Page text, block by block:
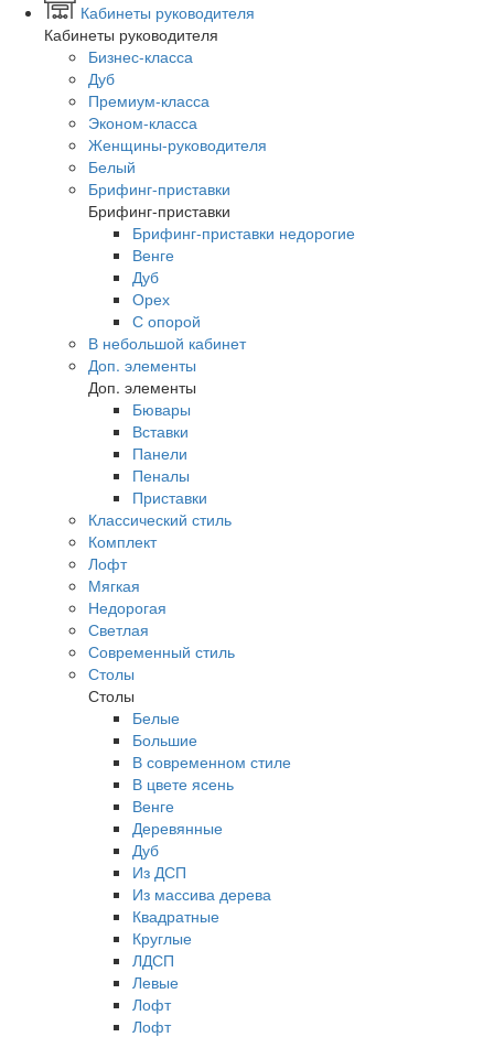
Кабинеты руководителя
Кабинеты руководителя
Бизнес-класса
Дуб
Премиум-класса
Эконом-класса
Женщины-руководителя
Белый
Брифинг-приставки
Брифинг-приставки
Брифинг-приставки недорогие
Венге
Дуб
Орех
С опорой
В небольшой кабинет
Доп. элементы
Доп. элементы
Бювары
Вставки
Панели
Пеналы
Приставки
Классический стиль
Комплект
Лофт
Мягкая
Недорогая
Светлая
Современный стиль
Столы
Столы
Белые
Большие
В современном стиле
В цвете ясень
Венге
Деревянные
Дуб
Из ДСП
Из массива дерева
Квадратные
Круглые
ЛДСП
Левые
Лофт
Лофт